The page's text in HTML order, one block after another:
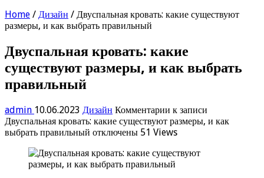
Home / Дизайн / Двуспальная кровать: какие существуют
размеры, и как выбрать правильный
Двуспальная кровать: какие
существуют размеры, и как выбрать
правильный
admin 10.06.2023 Дизайн Комментарии к записи
Двуспальная кровать: какие существуют размеры, и как
выбрать правильный отключены 51 Views